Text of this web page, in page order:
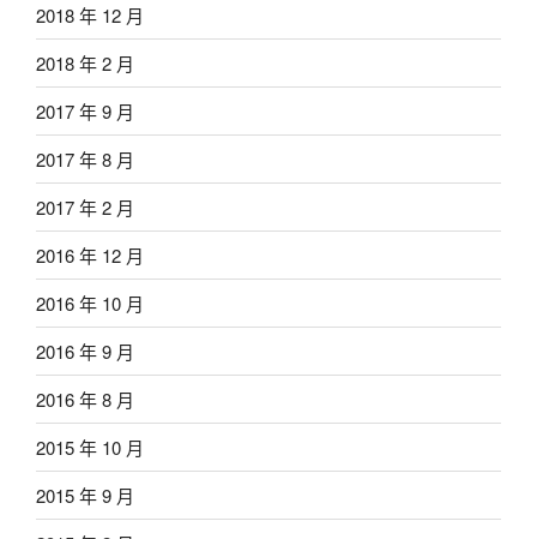
2018 年 12 月
2018 年 2 月
2017 年 9 月
2017 年 8 月
2017 年 2 月
2016 年 12 月
2016 年 10 月
2016 年 9 月
2016 年 8 月
2015 年 10 月
2015 年 9 月